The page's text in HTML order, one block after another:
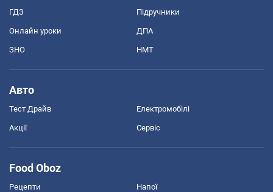
ГДЗ Підручники
Онлайн уроки ДПА
ЗНО НМТ
Авто
Тест Драйв Електромобілі
Акції Сервіс
Food Oboz
Рецепти Напої